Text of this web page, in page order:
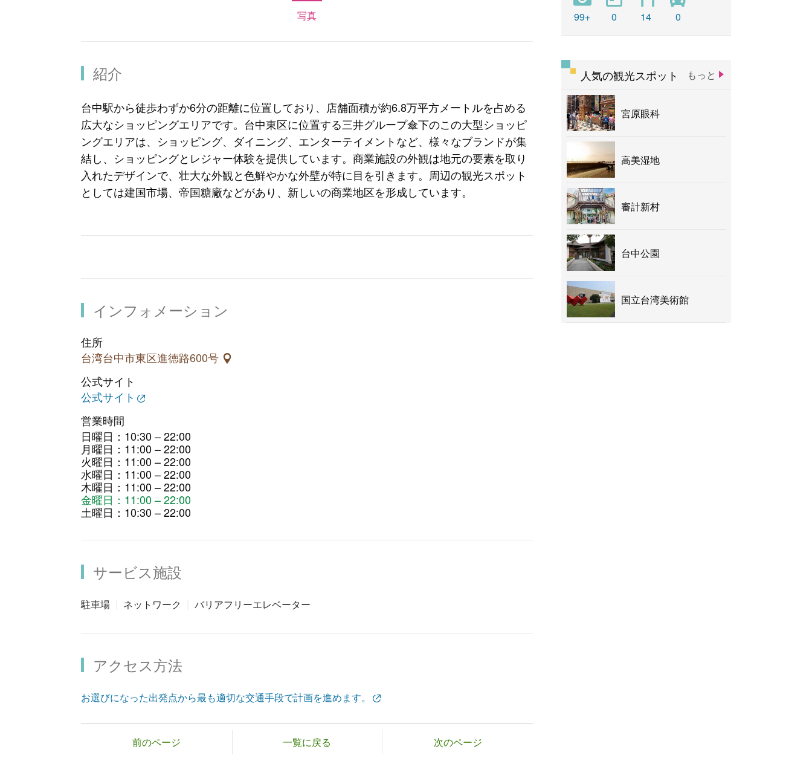
写真
紹介
台中駅から徒歩わずか6分の距離に位置しており、店舗面積が約6.8万平方メートルを占める
広大なショッピングエリアです。台中東区に位置する三井グループ傘下のこの大型ショッピ
ングエリアは、ショッピング、ダイニング、エンターテイメントなど、様々なブランドが集
結し、ショッピングとレジャー体験を提供しています。商業施設の外観は地元の要素を取り
入れたデザインで、壮大な外観と色鮮やかな外壁が特に目を引きます。周辺の観光スポット
としては建国市場、帝国糖廠などがあり、新しいの商業地区を形成しています。
インフォメーション
住所
台湾台中市東区進徳路600号
公式サイト
公式サイト
営業時間
日曜日：10:30 – 22:00
月曜日：11:00 – 22:00
火曜日：11:00 – 22:00
水曜日：11:00 – 22:00
木曜日：11:00 – 22:00
金曜日：11:00 – 22:00
土曜日：10:30 – 22:00
サービス施設
駐車場 ネットワーク バリアフリーエレベーター
アクセス方法
お選びになった出発点から最も適切な交通手段で計画を進めます。
前のページ 一覧に戻る 次のページ
99+ 0 14 0
人気の観光スポット もっと
宮原眼科
高美湿地
審計新村
台中公園
国立台湾美術館